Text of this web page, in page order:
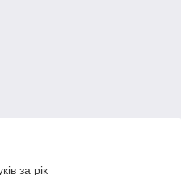
за рік